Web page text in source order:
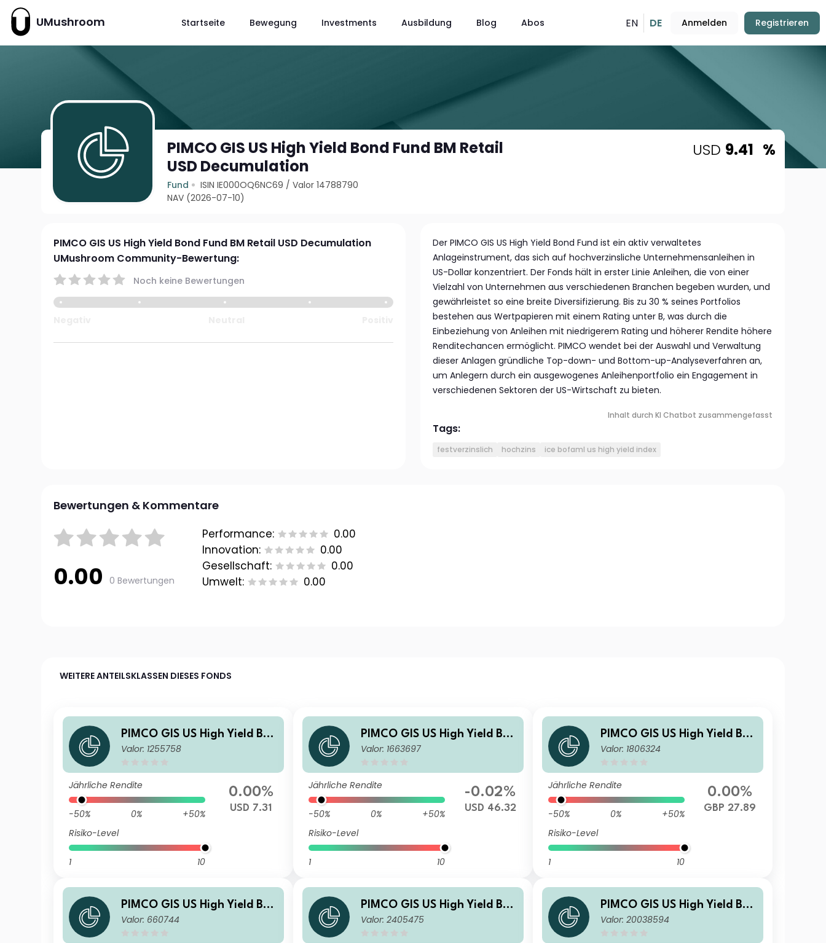
UMushroom Startseite Bewegung Investments Ausbildung Blog Abos EN DE Anmelden Registrieren
PIMCO GIS US High Yield Bond Fund BM Retail
USD Decumulation
Fund ISIN IE000OQ6NC69 /Valor 14788790
NAV (2026-07-10)
USD 9.41 %
PIMCO GIS US High Yield Bond Fund BM Retail USD Decumulation
UMushroom Community-Bewertung:
Noch keine Bewertungen
Der PIMCO GIS US High Yield Bond Fund ist ein aktiv verwaltetes
Anlageinstrument, das sich auf hochverzinsliche Unternehmensanleihen in
US-Dollar konzentriert. Der Fonds hält in erster Linie Anleihen, die von einer
Vielzahl von Unternehmen aus verschiedenen Branchen begeben wurden, und
gewährleistet so eine breite Diversifizierung. Bis zu 30 % seines Portfolios
bestehen aus Wertpapieren mit einem Rating unter B, was durch die
Einbeziehung von Anleihen mit niedrigerem Rating und höherer Rendite höhere
Renditechancen ermöglicht. PIMCO wendet bei der Auswahl und Verwaltung
dieser Anlagen gründliche Top-down- und Bottom-up-Analyseverfahren an,
um Anlegern durch ein ausgewogenes Anleihenportfolio ein Engagement in
verschiedenen Sektoren der US-Wirtschaft zu bieten.
Inhalt durch KI Chatbot zusammengefasst
Tags:
festverzinslich hochzins ice bofaml us high yield index
Bewertungen & Kommentare
0.00 0 Bewertungen
Performance:
0.00
Innovation:
0.00
Gesellschaft:
0.00
Umwelt:
0.00
WEITERE ANTEILSKLASSEN DIESES FONDS
PIMCO GIS US High Yield Bon
d Fund Investor USD Income
Valor: 1255758
Jährliche Rendite
-50% 0%
+50%
Risiko-Level
1 10
0.00%
USD 7.31
PIMCO GIS US High Yield Bon
d Fund H Institutional Accum
Valor: 1663697
Jährliche Rendite
-50% 0%
+50%
Risiko-Level
1 10
-0.02%
USD 46.32
PIMCO GIS US High Yield Bon
d Fund Institutional GBP (He
Valor: 1806324
Jährliche Rendite
-50% 0%
+50%
Risiko-Level
1 10
0.00%
GBP 27.89
PIMCO GIS US High Yield Bon
d Fund Investor USD Accumu
Valor: 660744
PIMCO GIS US High Yield Bon
d Fund Institutional EUR (He
Valor: 2405475
PIMCO GIS US High Yield Bon
d Fund R Class USD Accumul
Valor: 20038594